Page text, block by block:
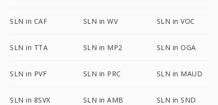
SLN in CAF SLN in WV SLN in VOC
SLN in TTA SLN in MP2 SLN in OGA
SLN in PVF SLN in PRC SLN in MAUD
SLN in 8SVX SLN in AMB SLN in SND